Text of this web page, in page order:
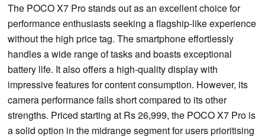
The POCO X7 Pro stands out as an excellent choice for
performance enthusiasts seeking a flagship-like experience
without the high price tag. The smartphone effortlessly
handles a wide range of tasks and boasts exceptional
battery life. It also offers a high-quality display with
impressive features for content consumption. However, its
camera performance falls short compared to its other
strengths. Priced starting at Rs 26,999, the POCO X7 Pro is
a solid option in the midrange segment for users prioritising